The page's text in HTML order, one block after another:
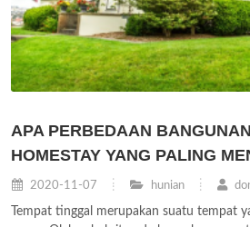
APA PERBEDAAN
HOMESTAY YANG PALING
2020-11-07 hunian
Tempat tinggal merupakan suatu tempat